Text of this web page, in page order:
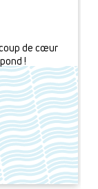
de cœur
!